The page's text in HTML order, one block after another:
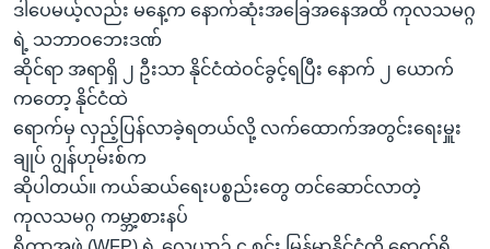
ဒါပေမယ့်လည်း မနေ့က နောက်ဆုံးအခြေအနေအထိ ကုလသမဂ္ဂ
ရဲ့ သဘာဝဘေးဒဏ်
ဆိုင်ရာ အရာရှိ ၂ ဦးသာ နိုင်ငံထဲဝင်ခွင့်ရပြီး နောက် ၂ ယောက်
ကတော့ နိုင်ငံထဲ
ရောက်မှ လှည့်ပြန်လာခဲ့ရတယ်လို့ လက်ထောက်အတွင်းရေးမှူး
ချုပ် ဂျွန်ဟုမ်းစ်က
ဆိုပါတယ်။ ကယ်ဆယ်ရေးပစ္စည်းတွေ တင်ဆောင်လာတဲ့
ကုလသမဂ္ဂ ကမ္ဘာ့စားနပ်